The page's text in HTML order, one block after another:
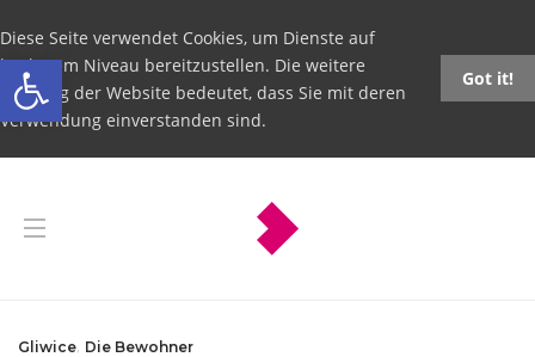
Open toolbar
Diese Seite verwendet Cookies, um Dienste auf
höchstem Niveau bereitzustellen. Die weitere
Nutzung der Website bedeutet, dass Sie mit deren
Verwendung einverstanden sind.
Got it!
Gliwice, Die Bewohner